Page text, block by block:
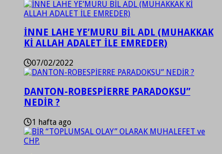
İNNE LAHE YE’MURU BİL ADL (MUHAKKAK
Kİ ALLAH ADALET İLE EMREDER)
07/02/2022
DANTON-ROBESPİERRE PARADOKSU”
NEDİR ?
1 hafta ago